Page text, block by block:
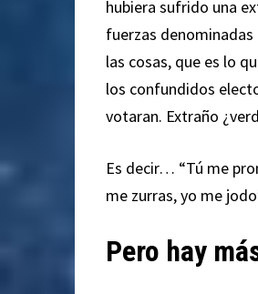
hubiera sufrido una
fuerzas
las cosas, que es lo
los confundidos
votaran. Extraño
Es decir… “Tú me
me zurras, yo me
Pero hay